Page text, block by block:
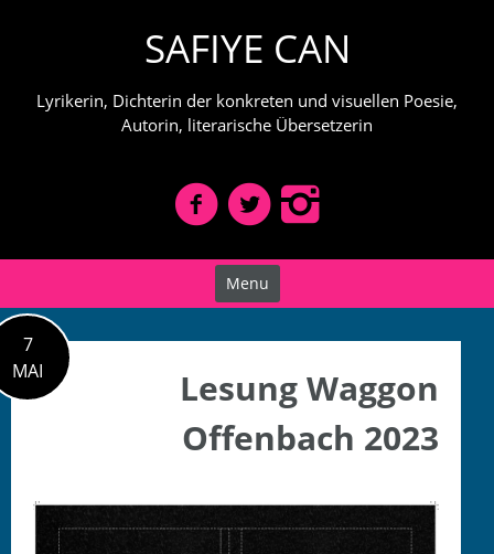
SAFIYE CAN
Lyrikerin, Dichterin der konkreten und visuellen Poesie,
Autorin, literarische Übersetzerin
Menu
7
MAI
Lesung Waggon
Offenbach 2023